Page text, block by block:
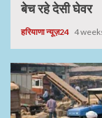
बेच रहे देसी घेवर
हरियाणा न्यूज़24 4